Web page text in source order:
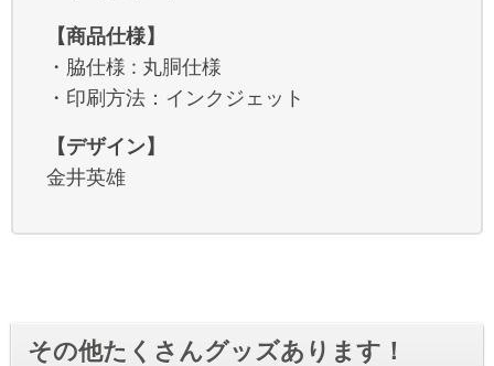
【商品仕様】
・脇仕様 : 丸胴仕様
・印刷方法：インクジェット
【デザイン】
金井英雄
その他たくさんグッズあります！